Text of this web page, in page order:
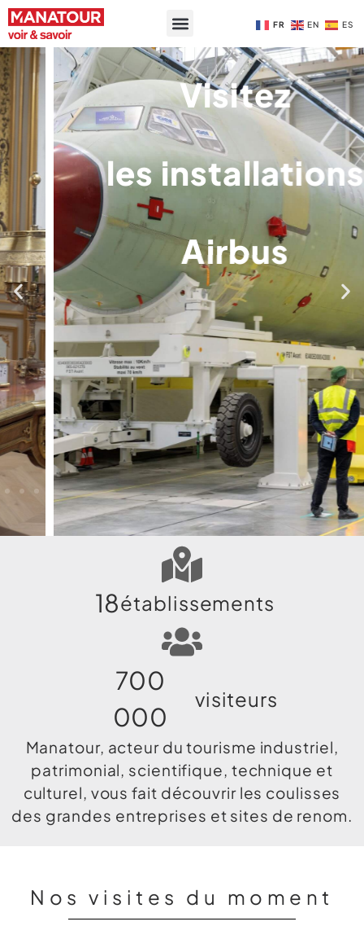
FR EN ES
Visitez
les installations
Airbus
18établissements
700
000
visiteurs
Manatour, acteur du tourisme industriel,
patrimonial, scientifique, technique et
culturel, vous fait découvrir les coulisses
des grandes entreprises et sites de renom.
Nos visites du moment